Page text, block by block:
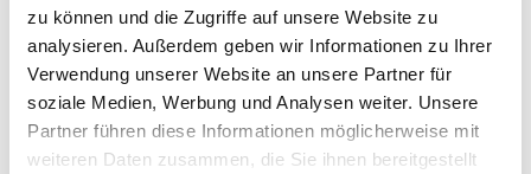
zu können und die Zugriffe auf unsere Website zu
analysieren. Außerdem geben wir Informationen zu Ihrer
Verwendung unserer Website an unsere Partner für
soziale Medien, Werbung und Analysen weiter. Unsere
Partner führen diese Informationen möglicherweise mit
weiteren Daten zusammen, die Sie ihnen bereitgestellt